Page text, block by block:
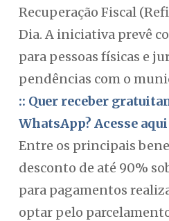
Recuperação Fiscal
Dia. A iniciativa prevê
para pessoas físicas e
pendências com o
:: Quer receber
WhatsApp? Acesse aqui
Entre os principais
desconto de até 90%
para pagamentos
optar pelo